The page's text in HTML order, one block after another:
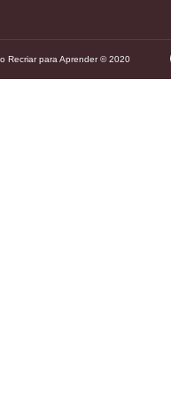
Recriar para Aprender © 2020